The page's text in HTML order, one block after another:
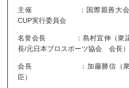
主催 ：国際親善大会
CUP実行委員会
名誉会長 ：島村宜伸（衆
長/元日本プロスポーツ協会 会長）
会長 ：加藤勝信（衆議
臣）